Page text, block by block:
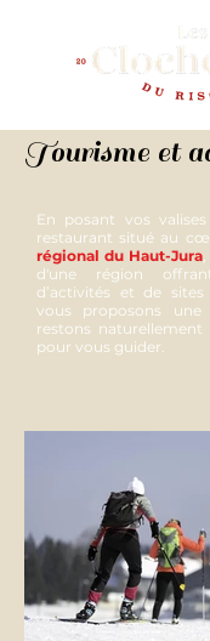
Tourisme et
En posant vos
restaurant situé au
régional du Haut-Jura
d'une région
d’activités et de
vous proposons
restons
pour vous guider.